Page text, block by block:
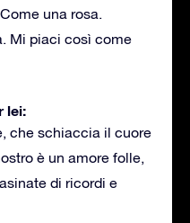
una rosa.
Mi piaci così come
lei:
che schiaccia il cuore
è un amore folle,
di ricordi e